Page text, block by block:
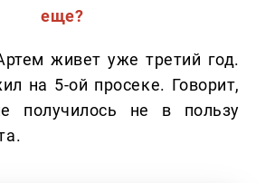
еще?
живет уже третий год.
на 5-ой просеке. Говорит,
получилось не в пользу